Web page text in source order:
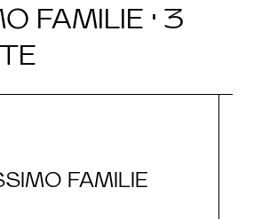
FAMILIE · 3
FAMILIE